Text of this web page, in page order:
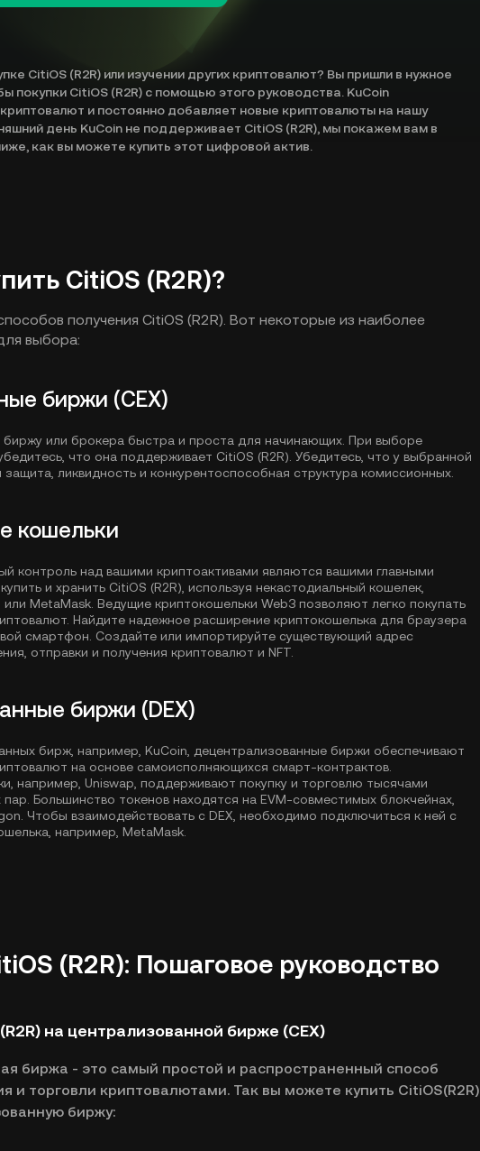
CitiOS (R2R) или изучении других криптовалют? Вы пришли в нужное
покупки CitiOS (R2R) с помощью этого руководства. KuCoin
и постоянно добавляет новые криптовалюты на нашу
день KuCoin не поддерживает CitiOS (R2R), мы покажем вам в
как вы можете купить этот цифровой актив.
CitiOS (R2R)?
получения CitiOS (R2R). Вот некоторые из наиболее
выбора:
биржи (CEX)
биржу или брокера быстра и проста для начинающих. При выборе
что она поддерживает CitiOS (R2R). Убедитесь, что у выбранной
ликвидность и конкурентоспособная структура комиссионных.
кошельки
контроль над вашими криптоактивами являются вашими главными
и хранить CitiOS (R2R), используя некастодиальный кошелек,
или MetaMask. Ведущие криптокошельки Web3 позволяют легко покупать
Найдите надежное расширение криптокошелька для браузера
смартфон. Создайте или импортируйте существующий адрес
отправки и получения криптовалют и NFT.
биржи (DEX)
бирж, например, KuCoin, децентрализованные биржи обеспечивают
на основе самоисполняющихся смарт-контрактов.
например, Uniswap, поддерживают покупку и торговлю тысячами
Большинство токенов находятся на EVM-совместимых блокчейнах,
. Чтобы взаимодействовать с DEX, необходимо подключиться к ней с
например, MetaMask.
(R2R): Пошаговое руководство
на централизованной бирже (CEX)
биржа - это самый простой и распространенный способ
и торговли криптовалютами. Так вы можете купить CitiOS(R2R)
биржу: